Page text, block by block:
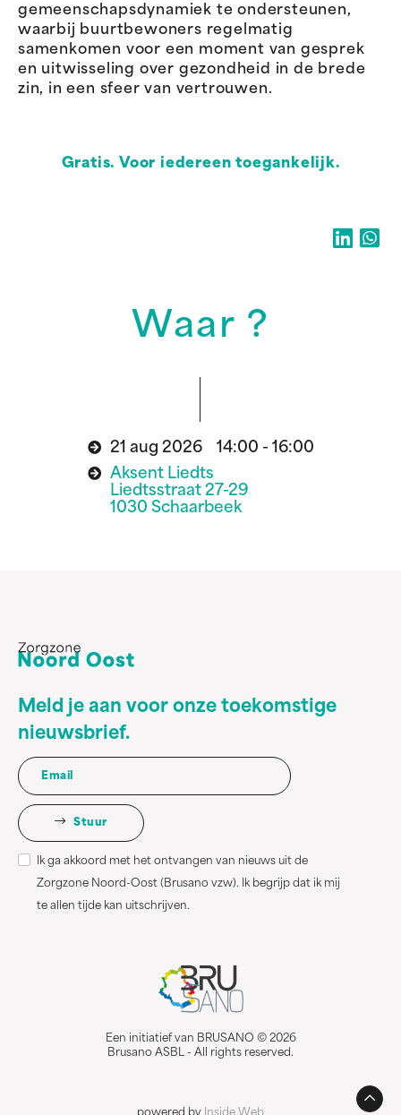
gemeenschapsdynamiek te ondersteunen,
waarbij buurtbewoners regelmatig
samenkomen voor een moment van gesprek
en uitwisseling over gezondheid in de brede
zin, in een sfeer van vertrouwen.
Gratis. Voor iedereen toegankelijk.
Waar ?
21 aug 2026 14:00 - 16:00
Aksent Liedts
Liedtsstraat 27-29
1030 Schaarbeek
Meld je aan voor onze toekomstige
nieuwsbrief.
Stuur
Ik ga akkoord met het ontvangen van nieuws uit de
Zorgzone Noord-Oost (Brusano vzw). Ik begrijp dat ik mij
te allen tijde kan uitschrijven.
Een initiatief van BRUSANO © 2026
Brusano ASBL - All rights reserved.